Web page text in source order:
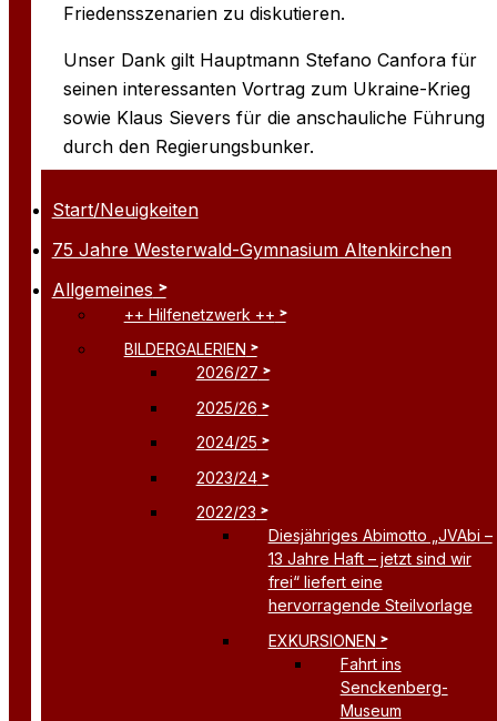
Start/Neuigkeiten
75 Jahre Westerwald-Gymnasium Altenkirchen
Allgemeines
++ Hilfenetzwerk ++
BILDERGALERIEN
2026/27
2025/26
2024/25
2023/24
2022/23
Diesjähriges Abimotto „JVAbi –
13 Jahre Haft – jetzt sind wir
frei“ liefert eine
hervorragende Steilvorlage
EXKURSIONEN
Fahrt ins
Senckenberg-
Museum
Friedensszenarien zu diskutieren.
Unser Dank gilt Hauptmann Stefano Canfora für
seinen interessanten Vortrag zum Ukraine-Krieg
sowie Klaus Sievers für die anschauliche Führung
durch den Regierungsbunker.